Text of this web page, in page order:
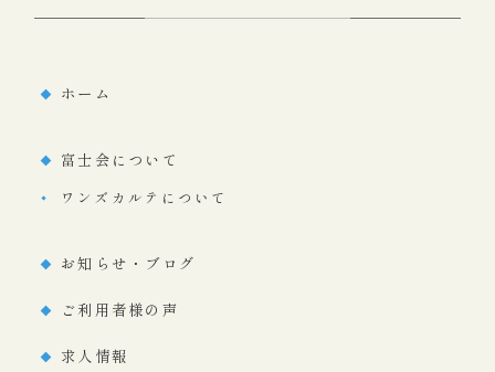
ホーム
富士会について
ワンズカルテについて
お知らせ・ブログ
ご利用者様の声
求人情報